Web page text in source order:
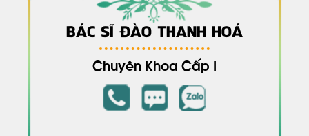
BÁC SĨ ĐÀO THANH HOÁ
Chuyên Khoa Cấp I